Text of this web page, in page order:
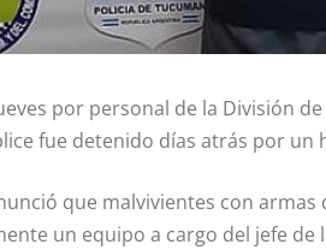
por personal de la División
fue detenido días atrás por un
que malvivientes con
un equipo a cargo del jefe de